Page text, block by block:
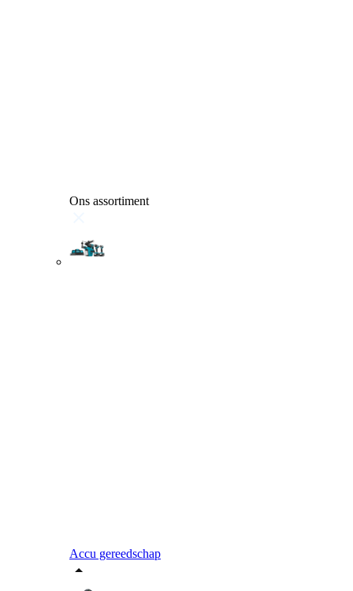
Ons assortiment
Accu gereedschap